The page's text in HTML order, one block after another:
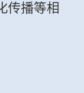
传播等相